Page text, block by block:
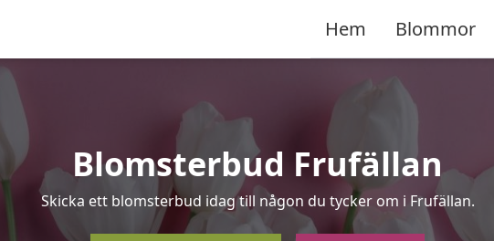
Hem Blommor
Blomsterbud Frufällan
Skicka ett blomsterbud idag till någon du tycker om i Frufällan.